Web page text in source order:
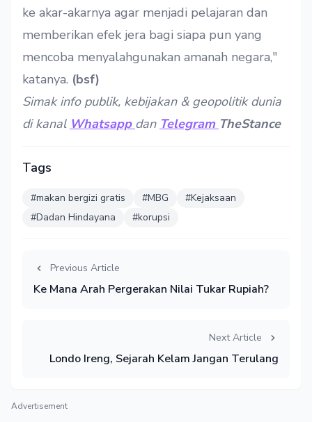
ke akar-akarnya agar menjadi pelajaran dan
memberikan efek jera bagi siapa pun yang
mencoba menyalahgunakan amanah negara,"
katanya. (bsf)
Simak info publik, kebijakan & geopolitik dunia
di kanal Whatsapp dan Telegram TheStance
Tags
#makan bergizi gratis #MBG
#Kejaksaan
#Dadan Hindayana
#korupsi
Previous Article
Ke Mana Arah Pergerakan Nilai Tukar Rupiah?
Next Article
Londo Ireng, Sejarah Kelam Jangan Terulang
Advertisement